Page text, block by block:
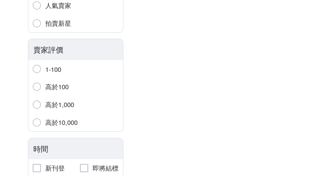
人氣賣家
拍賣新星
賣家評價
1-100
高於100
高於1,000
高於10,000
時間
新刊登 即將結標